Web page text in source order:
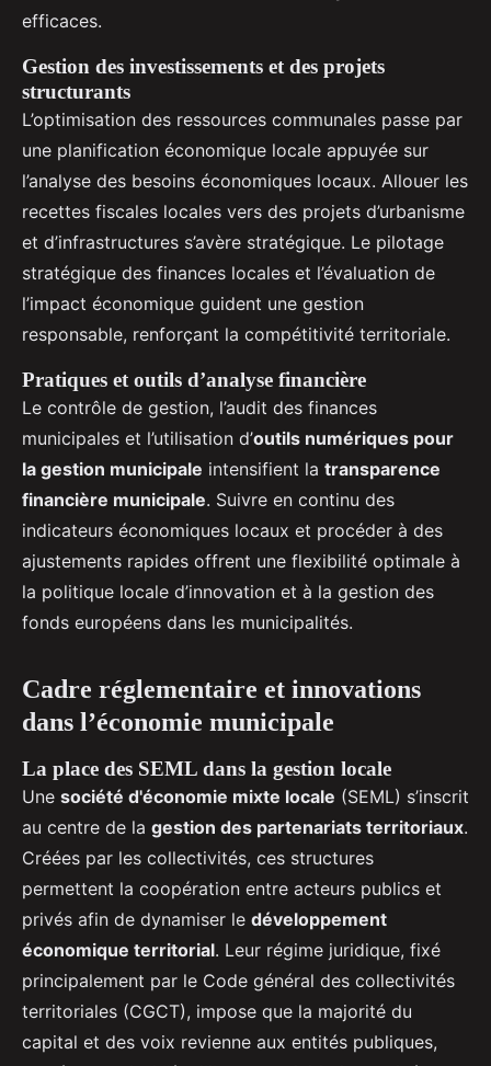
efficaces.
Gestion des investissements et des projets
structurants
L’optimisation des ressources communales passe par
une planification économique locale appuyée sur
l’analyse des besoins économiques locaux. Allouer les
recettes fiscales locales vers des projets d’urbanisme
et d’infrastructures s’avère stratégique. Le pilotage
stratégique des finances locales et l’évaluation de
l’impact économique guident une gestion
responsable, renforçant la compétitivité territoriale.
Pratiques et outils d’analyse financière
Le contrôle de gestion, l’audit des finances
municipales et l’utilisation d’outils numériques pour
la gestion municipale intensifient la transparence
financière municipale. Suivre en continu des
indicateurs économiques locaux et procéder à des
ajustements rapides offrent une flexibilité optimale à
la politique locale d’innovation et à la gestion des
fonds européens dans les municipalités.
Cadre réglementaire et innovations
dans l’économie municipale
La place des SEML dans la gestion locale
Une société d'économie mixte locale (SEML) s’inscrit
au centre de la gestion des partenariats territoriaux.
Créées par les collectivités, ces structures
permettent la coopération entre acteurs publics et
privés afin de dynamiser le développement
économique territorial. Leur régime juridique, fixé
principalement par le Code général des collectivités
territoriales (CGCT), impose que la majorité du
capital et des voix revienne aux entités publiques,